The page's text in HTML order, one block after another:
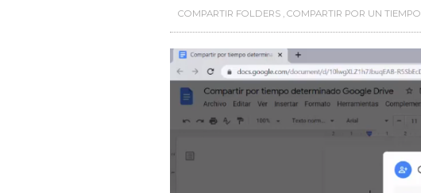
COMPARTIR FOLDERS, COMPARTIR POR UN TIEMPO